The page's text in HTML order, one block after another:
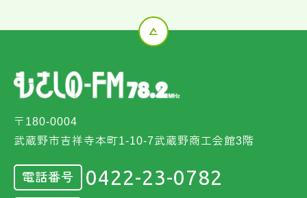
〒180-0004
武蔵野市吉祥寺本町1-10-7武蔵野商工会館3階
電話番号 0422-23-0782